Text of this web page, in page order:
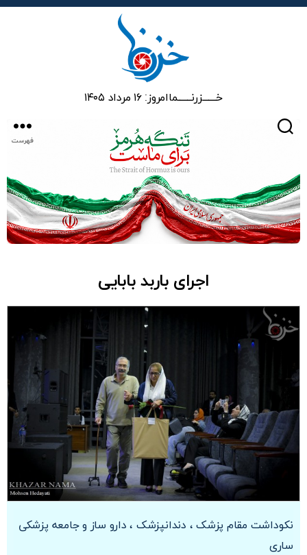
خـــــــزرنـــــــماامروز: ۱۶ مرداد ۱۴۰۵
فهرست
اجرای باربد بابایی
نکوداشت مقام پزشک ، دندانپزشک ، دارو ساز و جامعه پزشکی
ساری